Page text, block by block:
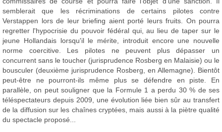
semblerait que les récriminations de certains pilotes contre
Verstappen lors de leur briefing aient porté leurs fruits. On pourra
regretter l'hypocrisie du pouvoir fédéral qui, au lieu de taper sur le
jeune Hollandais lorsqu'il le mérite, introduit encore une nouvelle
norme coercitive. Les pilotes ne peuvent plus dépasser un
concurrent sans le toucher (jurisprudence Rosberg en Malaisie) ou le
bousculer (deuxième jurisprudence Rosberg, en Allemagne). Bientôt
peut-être ne pourront-ils même plus se défendre en piste. En
parallèle, on peut souligner que la Formule 1 a perdu 30 % de ses
téléspectateurs depuis 2009, une évolution liée bien sûr au transfert
de la diffusion sur les chaînes cryptées, mais aussi à la piètre qualité
du spectacle proposé...